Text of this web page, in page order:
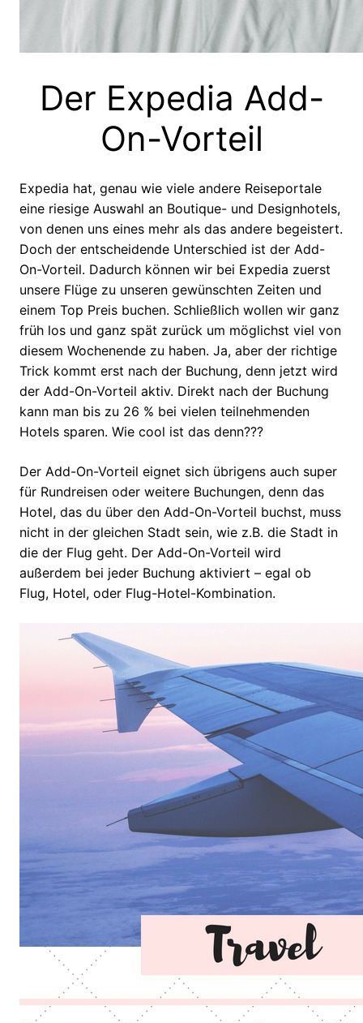
Der Expedia Add-
On-Vorteil
Expedia hat, genau wie viele andere Reiseportale
eine riesige Auswahl an Boutique- und Designhotels,
von denen uns eines mehr als das andere begeistert.
Doch der entscheidende Unterschied ist der Add-
On-Vorteil. Dadurch können wir bei Expedia zuerst
unsere Flüge zu unseren gewünschten Zeiten und
einem Top Preis buchen. Schließlich wollen wir ganz
früh los und ganz spät zurück um möglichst viel von
diesem Wochenende zu haben. Ja, aber der richtige
Trick kommt erst nach der Buchung, denn jetzt wird
der Add-On-Vorteil aktiv. Direkt nach der Buchung
kann man bis zu 26 % bei vielen teilnehmenden
Hotels sparen. Wie cool ist das denn???
Der Add-On-Vorteil eignet sich übrigens auch super
für Rundreisen oder weitere Buchungen, denn das
Hotel, das du über den Add-On-Vorteil buchst, muss
nicht in der gleichen Stadt sein, wie z.B. die Stadt in
die der Flug geht. Der Add-On-Vorteil wird
außerdem bei jeder Buchung aktiviert – egal ob
Flug, Hotel, oder Flug-Hotel-Kombination.